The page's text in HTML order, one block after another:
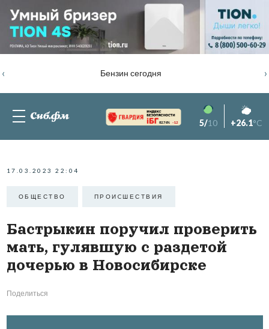
Бензин сегодня
‹ ›
82.76% -1.2 5/10 +26.1°C
17.03.2023 22:04
ОБЩЕСТВО ПРОИCШЕСТВИЯ
Бастрыкин поручил проверить
мать, гулявшую с раздетой
дочерью в Новосибирске
Поделиться